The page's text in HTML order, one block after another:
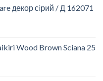
декор сiрий / Д 162071
Wood Brown Sciana 25